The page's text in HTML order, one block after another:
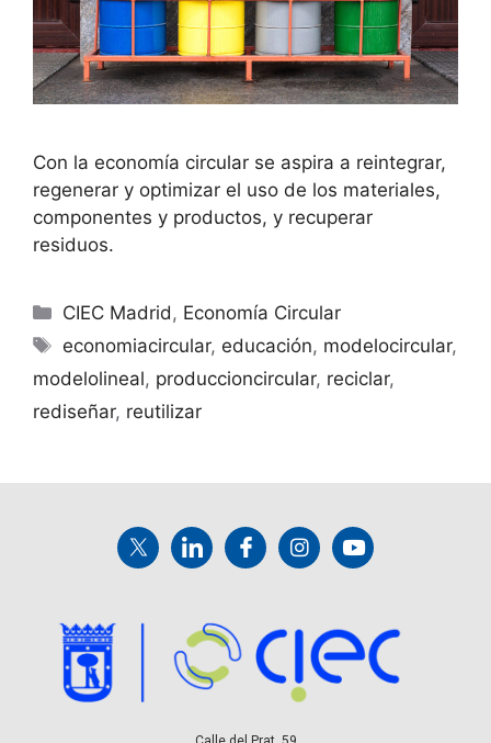
Con la economía circular se aspira a reintegrar,
regenerar y optimizar el uso de los materiales,
componentes y productos, y recuperar
residuos.
CIEC Madrid , Economía Circular
economiacircular, educación, modelocircular,
modelolineal, produccioncircular, reciclar,
rediseñar, reutilizar